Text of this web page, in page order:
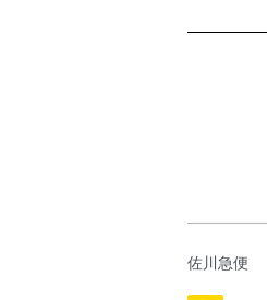
佐川急便